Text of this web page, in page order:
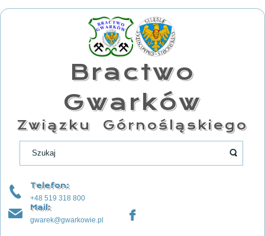
Bractwo
Gwarków
Związku Górnośląskiego
Telefon:
+48 519 318 800
Mail:
gwarek@gwarkowie.pl